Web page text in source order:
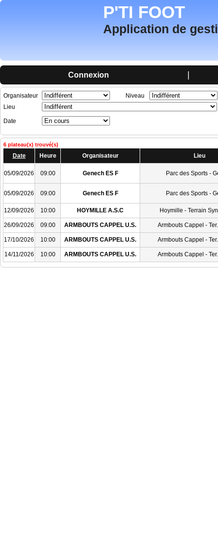
P'TI FOOT
Application de
Connexion
Organisateur
Niveau
Lieu
Date
6 plateau(x) trouvé(s)
Date Heure Organisateur Lieu
05/09/2026 09:00 Genech ES F Parc des Sports -
05/09/2026 09:00 Genech ES F Parc des Sports -
12/09/2026 10:00 HOYMILLE A.S.C Hoymille - Terrain
26/09/2026 09:00 ARMBOUTS CAPPEL U.S. Armbouts Cappel -
17/10/2026 10:00 ARMBOUTS CAPPEL U.S. Armbouts Cappel -
14/11/2026 10:00 ARMBOUTS CAPPEL U.S. Armbouts Cappel -